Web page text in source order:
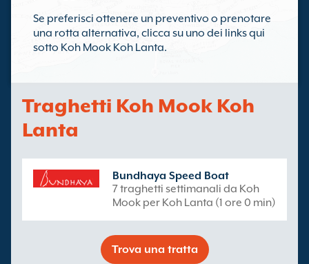
Se preferisci ottenere un preventivo o prenotare
una rotta alternativa, clicca su uno dei links qui
sotto Koh Mook Koh Lanta.
Traghetti Koh Mook Koh
Lanta
Bundhaya Speed Boat
7 traghetti settimanali da Koh
Mook per Koh Lanta (1 ore 0 min)
Trova una tratta